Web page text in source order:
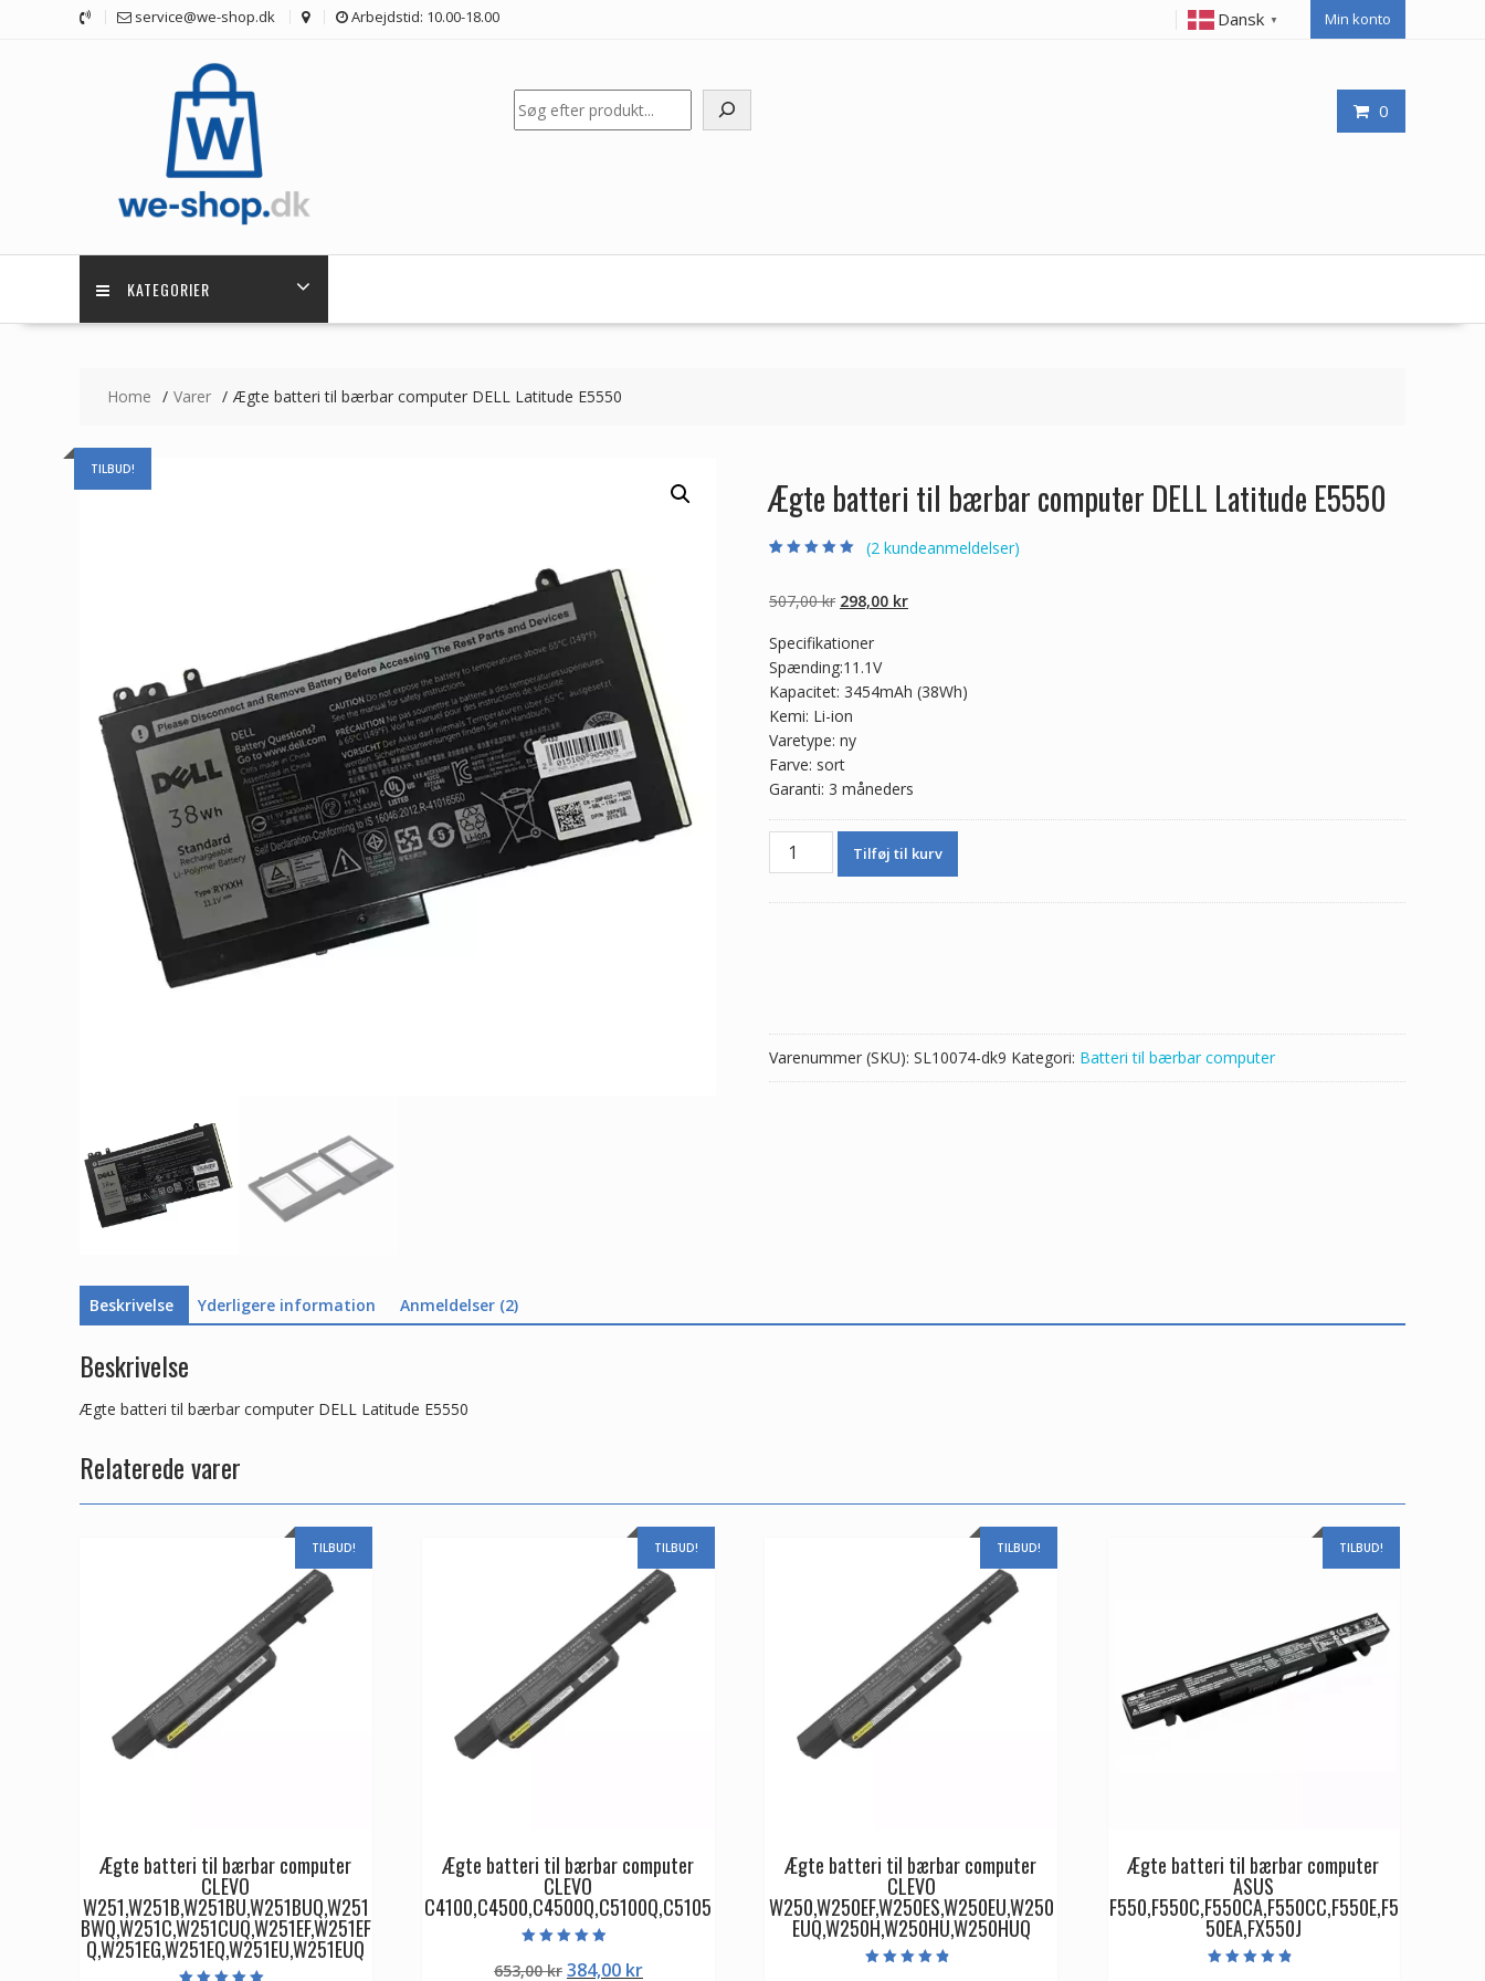
service@we-shop.dk Arbejdstid: 10.00-18.00 Dansk ▼ Min konto
0
Søg
KATEGORIER
Home Varer Ægte batteri til bærbar computer DELL Latitude E5550
TILBUD!
Ægte batteri til bærbar computer DELL Latitude E5550
baseret på
kundebedømmel
(2 kundeanmeldelser)
507,00kr Den
pris
var:
507,00 kr.
298,00 krDen
298,00 kr.
Specifikationer
Spænding:11.1V
Kapacitet: 3454mAh (38Wh)
Kemi: Li-ion
Varetype: ny
Farve: sort
Garanti: 3 måneders
Ægte
batteri
antal
Tilføj til kurv
Varenummer (SKU): SL10074-dk9 Kategori: Batteri til bærbar computer
Beskrivelse Yderligere information Anmeldelser (2)
Beskrivelse
Ægte batteri til bærbar computer DELL Latitude E5550
Relaterede varer
TILBUD!
Ægte batteri til bærbar computer
CLEVO
W251,W251B,W251BU,W251BUQ,W251
BWQ,W251C,W251CUQ,W251EF,W251EF
Q,W251EG,W251EQ,W251EU,W251EUQ
TILBUD!
Ægte batteri til bærbar computer
CLEVO
C4100,C4500,C4500Q,C5100Q,C5105
4.50
653,00kr Den
384,00 krDen
TILBUD!
Ægte batteri til bærbar computer
CLEVO
W250,W250EF,W250ES,W250EU,W250
EUQ,W250H,W250HU,W250HUQ
TILBUD!
Ægte batteri til bærbar computer
ASUS
F550,F550C,F550CA,F550CC,F550E,F5
50EA,FX550J